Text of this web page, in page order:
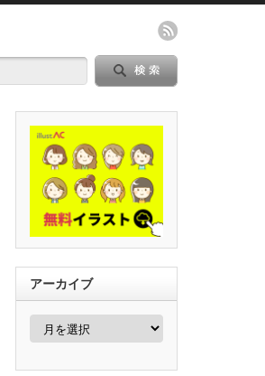
アーカイブ